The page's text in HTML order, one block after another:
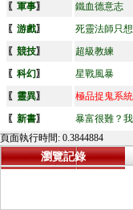
〖 軍事〗 鐵血德意志
〖 游戲〗 死靈法師只
〖 競技〗 超級教練
〖 科幻〗 星戰風暴
〖 靈異〗 極品捉鬼系統
〖 新書〗 暴富很難？
頁面執行時間: 0.3844884
瀏覽記錄